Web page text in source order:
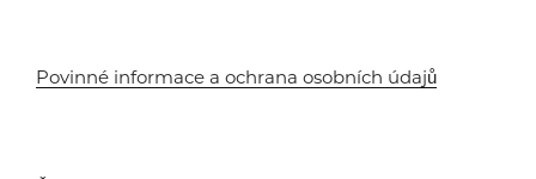
Povinné informace a ochrana osobních údajů